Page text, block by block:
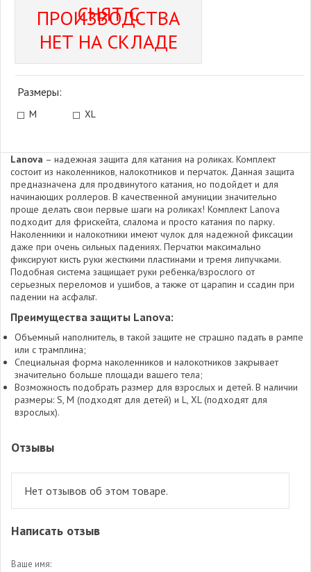
СНЯТ С
ПРОИЗВОДСТВА
НЕТ НА СКЛАДЕ
Размеры:
M XL
Lanova – надежная защита для катания на роликах. Комплект
состоит из наколенников, налокотников и перчаток. Данная защита
предназначена для продвинутого катания, но подойдет и для
начинающих роллеров. В качественной амуниции значительно
проще делать свои первые шаги на роликах! Комплект Lanova
подходит для фрискейта, слалома и просто катания по парку.
Наколенники и налокотники имеют чулок для надежной фиксации
даже при очень сильных падениях. Перчатки максимально
фиксируют кисть руки жесткими пластинами и тремя липучками.
Подобная система защищает руки ребенка/взрослого от
серьезных переломов и ушибов, а также от царапин и ссадин при
падении на асфальт.
Преимущества защиты Lanova:
Объемный наполнитель, в такой защите не страшно падать в рампе
или с трамплина;
Специальная форма наколенников и налокотников закрывает
значительно больше площади вашего тела;
Возможность подобрать размер для взрослых и детей. В наличии
размеры: S, M (подходят для детей) и L, XL (подходят для
взрослых).
Отзывы
Нет отзывов об этом товаре.
Написать отзыв
Ваше имя: